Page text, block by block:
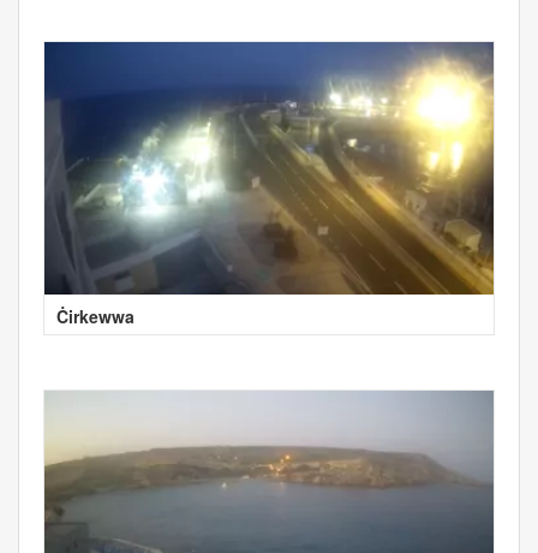
Ċirkewwa